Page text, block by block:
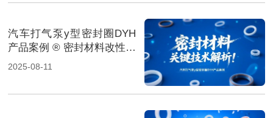
汽车打气泵y型密封圈DYH
产品案例 ® 密封材料改性关
键技术解析！
2025-08-11